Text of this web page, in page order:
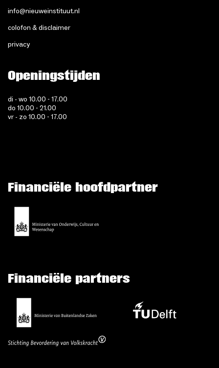
info@nieuweinstituut.nl
colofon & disclaimer
privacy
Openingstijden
di - wo 10.00 - 17.00
do 10.00 - 21.00
vr - zo 10.00 - 17.00
Financiële hoofdpartner
Financiële partners